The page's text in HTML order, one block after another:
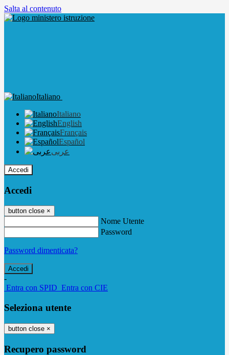
Salta al contenuto
Italiano
Italiano
English
Français
Español
عربى
Accedi
Accedi
button close ×
Nome Utente
Password
Password dimenticata?
-
Entra con SPID Entra con CIE
Seleziona utente
button close ×
Recupero password